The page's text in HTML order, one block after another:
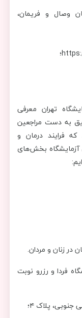
وصال و فریمان،
تهران معرفی
به دست مراجعین
فرایند درمان و
آزمایشگاه بخش‌های
زنان و مردان.
فردا و رزرو نوبت
جنوبی، پلاک ۴؛